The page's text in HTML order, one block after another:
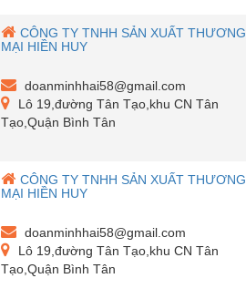
CÔNG TY TNHH SẢN XUẤT THƯƠNG
MẠI HIỀN HUY
doanminhhai58@gmail.com
Lô 19,đường Tân Tạo,khu CN Tân
Tạo,Quận Bình Tân
CÔNG TY TNHH SẢN XUẤT THƯƠNG
MẠI HIỀN HUY
doanminhhai58@gmail.com
Lô 19,đường Tân Tạo,khu CN Tân
Tạo,Quận Bình Tân